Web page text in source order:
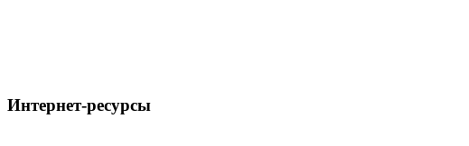
Интернет-ресурсы